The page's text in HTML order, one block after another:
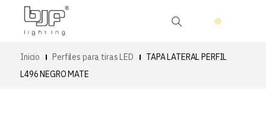
Inicio Perfiles para tiras LED
TAPA LATERAL PERFIL
L496 NEGRO MATE